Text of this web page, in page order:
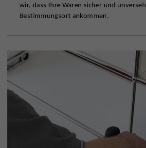
wir, dass Ihre Waren sicher und
Bestimmungsort ankommen.